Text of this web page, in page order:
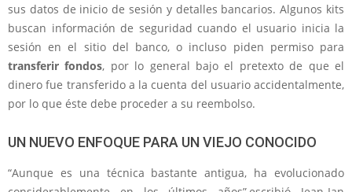
sus datos de inicio de sesión y detalles bancarios. Algunos kits
buscan información de seguridad cuando el usuario inicia la
sesión en el sitio del banco, o incluso piden permiso para
transferir fondos, por lo general bajo el pretexto de que el
dinero fue transferido a la cuenta del usuario accidentalmente,
por lo que éste debe proceder a su reembolso.
UN NUEVO ENFOQUE PARA UN VIEJO CONOCIDO
“Aunque es una técnica bastante antigua, ha evolucionado